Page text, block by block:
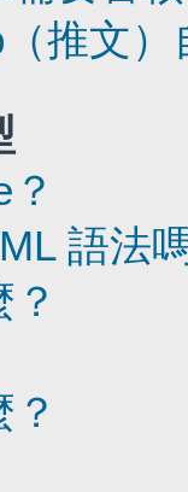
推文
語法